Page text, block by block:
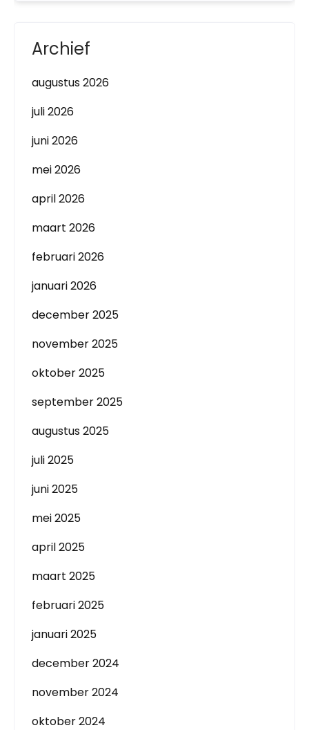
Archief
augustus 2026
juli 2026
juni 2026
mei 2026
april 2026
maart 2026
februari 2026
januari 2026
december 2025
november 2025
oktober 2025
september 2025
augustus 2025
juli 2025
juni 2025
mei 2025
april 2025
maart 2025
februari 2025
januari 2025
december 2024
november 2024
oktober 2024